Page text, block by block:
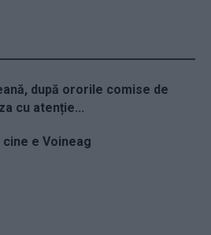
după ororile comise de
cu atenție...
e Voineag